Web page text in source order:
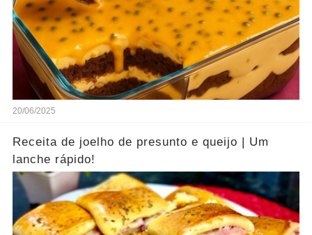
20/06/2025
Receita de joelho de presunto e queijo | Um
lanche rápido!